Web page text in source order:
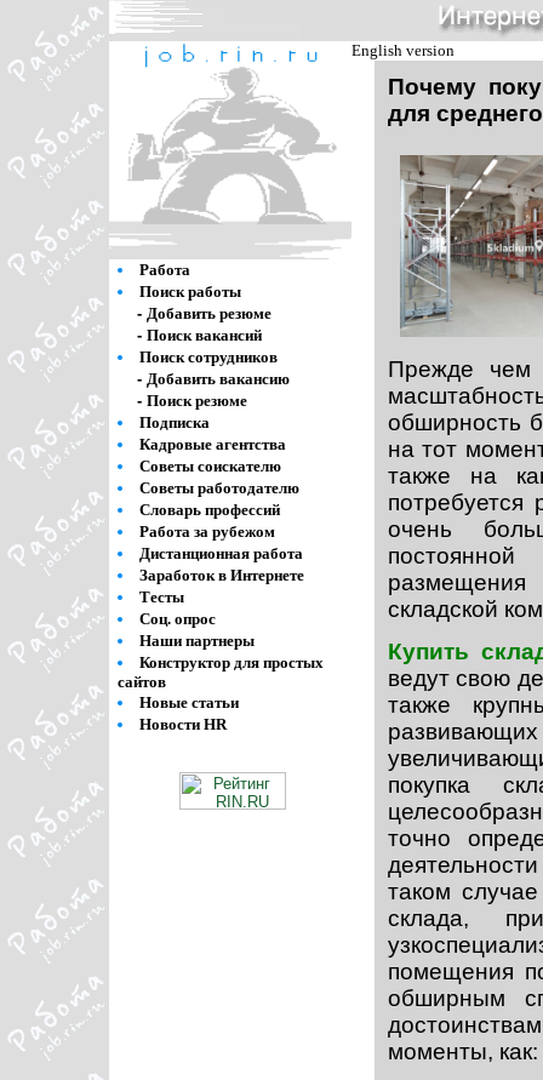
Работа
Поиск работы
- Добавить резюме
- Поиск вакансий
Поиск сотрудников
- Добавить вакансию
- Поиск резюме
Подписка
Кадровые агентства
Советы соискателю
Советы работодателю
Словарь профессий
Работа за рубежом
Дистанционная работа
Заработок в Интернете
Тесты
Соц. опрос
Наши партнеры
Конструктор для простых
сайтов
Новые статьи
Новости HR
English version
Почему
для
Прежде чем
обширность
на тот
также на
очень
размещения
складской
Купить
ведут свою
также
покупка
точно
таком
склада,
помещения
обширным
моменты, как: